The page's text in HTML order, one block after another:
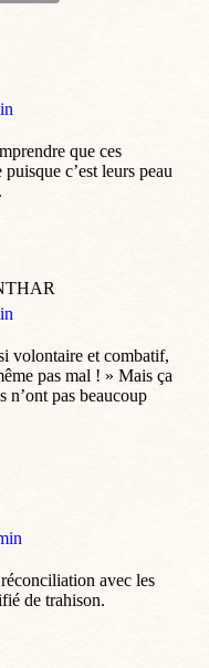
que ces
c’est leurs peau
volontaire et combatif,
pas mal ! » Mais ça
n’ont pas beaucoup
avec les
de trahison.